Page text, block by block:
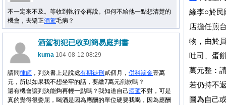
不一定來不及。等收到執行令再說。但何不給他一點想清楚的
機會，去矯正酒駕毛病？
緣李○於民
店擔任煎
物，由於
吐司、蛋
萬元整：
若仍持不
圖為自己
酒駕初犯已收到簡易庭判書
kuma 104-08-12 08:29
請問律師 ，判決書上是說處有期徒刑 貳個月， 併科罰金壹萬
元，所以如果我不想坐牢的話，要繳7萬元罰款嗎？
還有機會讓判決能夠再輕一點嗎？我知道自己酒駕不對，可是
真的覺得很委屈，喝酒是因為應酬的單位硬要我喝，因為應酬